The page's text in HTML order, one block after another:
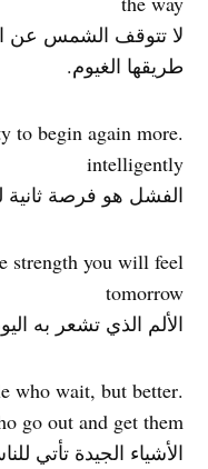
لا تتوقف الشمس عن
طريقها الغيوم.
to begin again more
intelligently
الفشل هو فرصة ثانية
strength you will feel
tomorrow
الألم الذي تشعر به
who wait, but better
go out and get them
الأشياء الجيدة تأتي